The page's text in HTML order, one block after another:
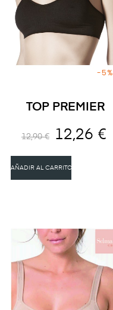
TOP PREMIER
12,90 €
-5%
12,26 €
AÑADIR AL CARRITO